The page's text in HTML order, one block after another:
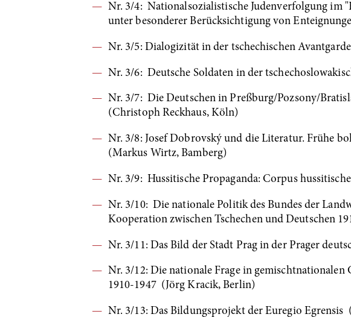
Nr. 3/4: Nationalsozialistische Judenverfolgung im
unter besonderer Berücksichtigung von
Nr. 3/5: Dialogizität in der tschechischen
Nr. 3/6: Deutsche Soldaten in der
Nr. 3/7: Die Deutschen in Preßburg/Pozsony/
(Christoph Reckhaus, Köln)
Nr. 3/8: Josef Dobrovský und die Literatur. Frühe
(Markus Wirtz, Bamberg)
Nr. 3/9: Hussitische Propaganda: Corpus
Nr. 3/10: Die nationale Politik des Bundes der
Kooperation zwischen Tschechen und Deutschen
Nr. 3/11: Das Bild der Stadt Prag in der Prager
Nr. 3/12: Die nationale Frage in gemischtnationalen
1910-1947 (Jörg Kracik, Berlin)
Nr. 3/13: Das Bildungsprojekt der Euregio